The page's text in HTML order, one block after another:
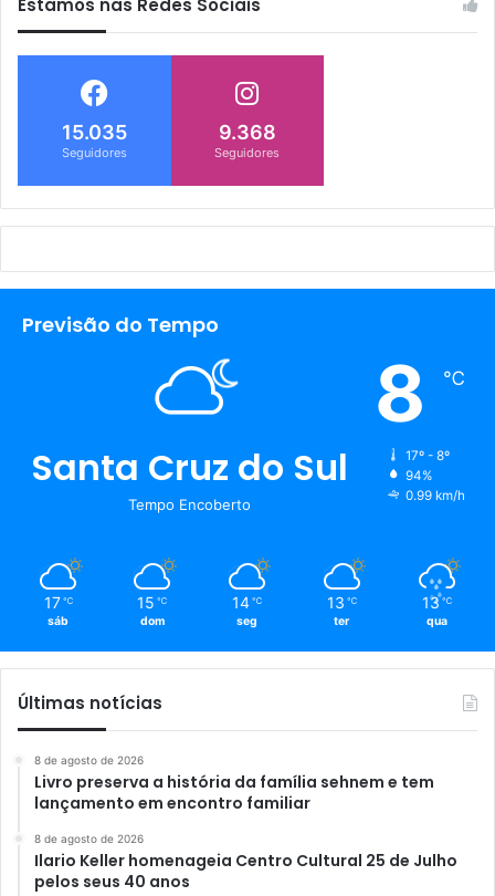
15.035
Seguidores
9.368
Seguidores
Previsão do Tempo
Santa Cruz do Sul
Tempo Encoberto
8 ℃
17º - 8º
94%
0.99 km/h
17 ℃
sáb
15 ℃
dom
14 ℃
seg
13 ℃
ter
13 ℃
qua
Últimas notícias
8 de agosto de 2026
Livro preserva a história da família sehnem e tem
lançamento em encontro familiar
8 de agosto de 2026
Ilario Keller homenageia Centro Cultural 25 de Julho
pelos seus 40 anos